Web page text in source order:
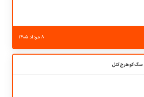
۸ مرداد ۱۴۰۵
سگ کوهرج کنل